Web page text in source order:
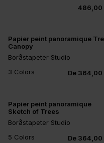
486,00
Papier peint panoramique
Canopy
Boråstapeter Studio
3 Colors
De 364,00
Papier peint panoramique
Sketch of Trees
Boråstapeter Studio
5 Colors
De 364,00